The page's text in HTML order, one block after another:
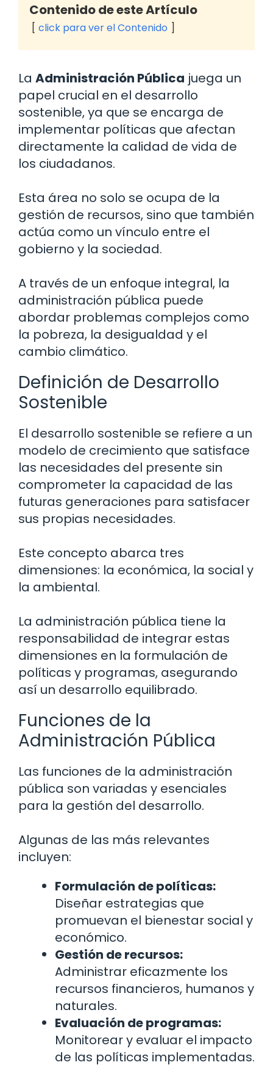
Contenido de este Artículo
click para ver el Contenido
La Administración Pública juega un
papel crucial en el desarrollo
sostenible, ya que se encarga de
implementar políticas que afectan
directamente la calidad de vida de
los ciudadanos.
Esta área no solo se ocupa de la
gestión de recursos, sino que también
actúa como un vínculo entre el
gobierno y la sociedad.
A través de un enfoque integral, la
administración pública puede
abordar problemas complejos como
la pobreza, la desigualdad y el
cambio climático.
Definición de Desarrollo
Sostenible
El desarrollo sostenible se refiere a un
modelo de crecimiento que satisface
las necesidades del presente sin
comprometer la capacidad de las
futuras generaciones para satisfacer
sus propias necesidades.
Este concepto abarca tres
dimensiones: la económica, la social y
la ambiental.
La administración pública tiene la
responsabilidad de integrar estas
dimensiones en la formulación de
políticas y programas, asegurando
así un desarrollo equilibrado.
Funciones de la
Administración Pública
Las funciones de la administración
pública son variadas y esenciales
para la gestión del desarrollo.
Algunas de las más relevantes
incluyen:
Formulación de políticas:
Diseñar estrategias que
promuevan el bienestar social y
económico.
Gestión de recursos:
Administrar eficazmente los
recursos financieros, humanos y
naturales.
Evaluación de programas:
Monitorear y evaluar el impacto
de las políticas implementadas.